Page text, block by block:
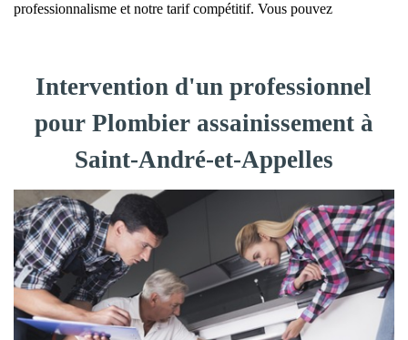
professionnalisme et notre tarif compétitif. Vous pouvez
Intervention d'un professionnel
pour Plombier assainissement à
Saint-André-et-Appelles